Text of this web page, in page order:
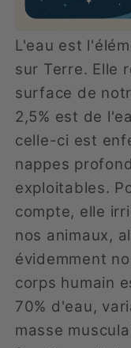
L'eau est
sur Terre. Elle
surface de
2,5% est de
celle-ci est
nappes
exploitables.
compte, elle
nos animaux,
évidemment
corps humain
70% d'eau,
masse